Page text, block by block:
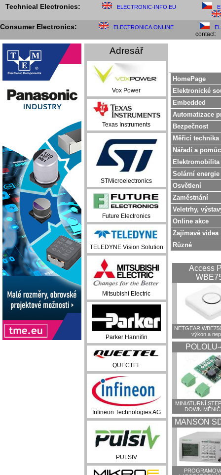
Technical Electronics: ELECTRONIC-INFO.EU
Consumer Electronics: ELECTRONICA.ONLINE
contact:
Adresář
Vox Power
Texas Instruments
STMicroelectronics
Future Electronics
TELEDYNE Vision Solution
Mitsubishi Electric
Parker Hannifin
QUECTEL
Infineon Technologies AG
PULSIV
HomePage
Elektronické
Embedded
Automatizace
Bezpečnost
Měřicí technika
Nářadí a
Elektromobilita
Solární energie
Osvětlení
Zaměstnání
Veletrhy,
Online akce
Zajímavé videa
Různé
Access
NETGEAR
výkon a
MINIATURNÍ
DOWN
MANSON